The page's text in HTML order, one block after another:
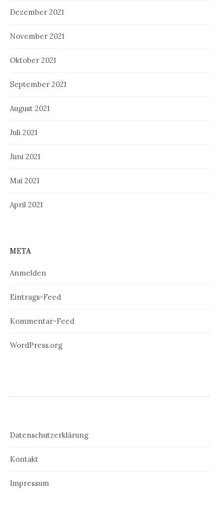
Dezember 2021
November 2021
Oktober 2021
September 2021
August 2021
Juli 2021
Juni 2021
Mai 2021
April 2021
META
Anmelden
Eintrags-Feed
Kommentar-Feed
WordPress.org
Datenschutzerklärung
Kontakt
Impressum